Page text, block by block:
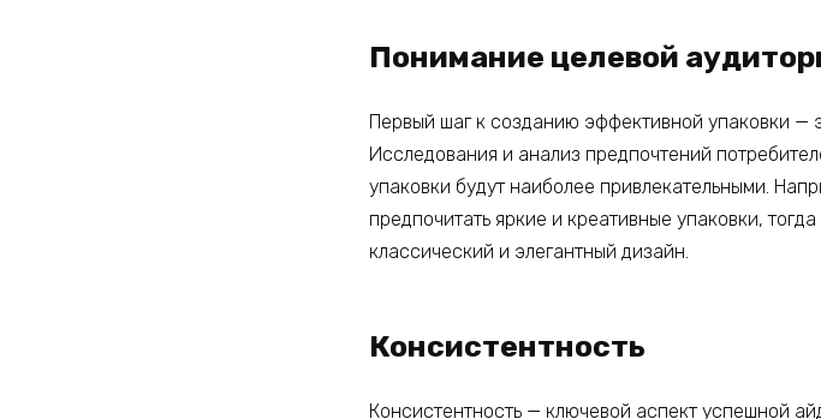
Понимание целевой
Первый шаг к созданию эффективной упаковки —
Исследования и анализ предпочтений
упаковки будут наиболее привлекательными.
предпочитать яркие и креативные упаковки,
классический и элегантный дизайн.
Консистентность
Консистентность — ключевой аспект успешной